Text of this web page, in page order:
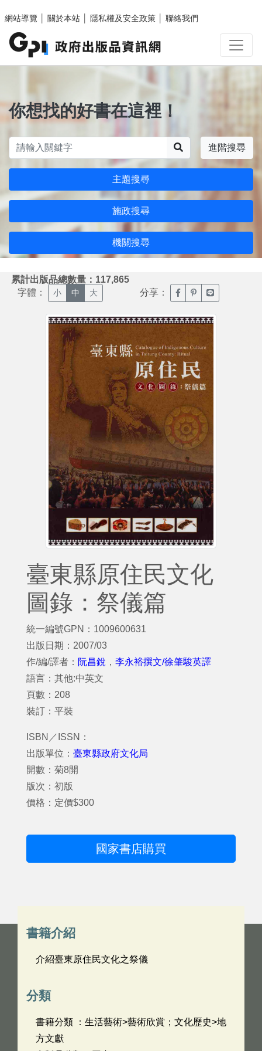
網站導覽
關於本站 隱私權及安全政策 聯絡我們
你想找的好書在這裡！
進階搜尋
主題搜尋
施政搜尋
機關搜尋
累計出版品總數量：117,865
字體： 小 中 大 分享： 臉書分享(另開新視窗)
噗浪分享(另開新
Line分享(另
臺東縣原住民文化
圖錄：祭儀篇
統一編號GPN：1009600631
出版日期：2007/03
作/編/譯者： 阮昌銳 ， 李永裕撰文/徐肇駿英譯
語言：其他:中英文
頁數：208
裝訂：平裝
ISBN／ISSN：
出版單位： 臺東縣政府文化局
開數：菊8開
版次：初版
價格：定價$300
國家書店購買
書籍介紹
介紹臺東原住民文化之祭儀
分類
書籍分類 ：生活藝術>藝術欣賞；文化歷史>地
方文獻